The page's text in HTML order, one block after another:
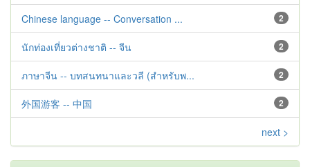
2
Chinese language -- Conversation ...
2
นักท่องเที่ยวต่างชาติ -- จีน
2
ภาษาจีน -- บทสนทนาและวลี (สำหรับพ...
2
外国游客 -- 中国
next >